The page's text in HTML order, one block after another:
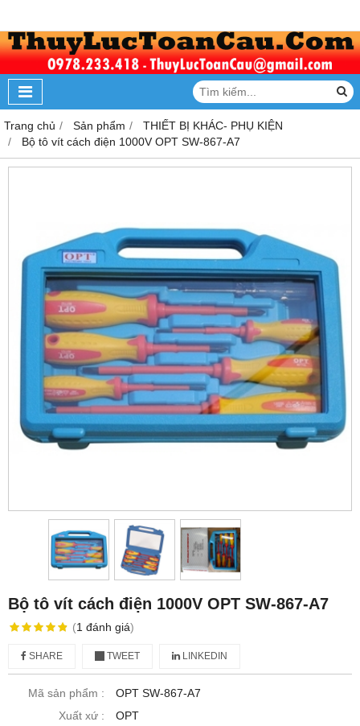
Trang chủ Sản phẩm
THIẾT BỊ KHÁC- PHỤ KIỆN
Bộ tô vít cách điện 1000V OPT SW-867-A7
Bộ tô vít cách điện 1000V OPT SW-867-A7
(1 đánh giá)
SHARE TWEET LINKEDIN
Mã sản phẩm :
OPT SW-867-A7
Xuất xứ :
OPT